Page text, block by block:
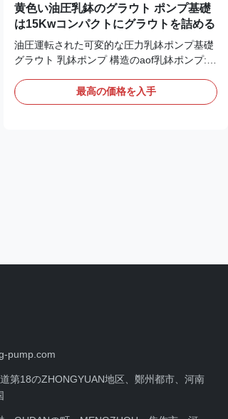
黄色い油圧乳鉢のグラウト ポンプ基礎
は15Kwコンパクトにグラウトを詰める
油圧運転された可変的な圧力乳鉢ポンプ基礎
グラウト 乳鉢ポンプ 構造のaof乳鉢ポンプ:
い流れ、高い生産の効率、容易な操作、安全
および信頼性、適用範囲が広い動き、密集し
最高の価格を入手
pump.com
第18のZHONGYUAN地区、鄭州都市、河南